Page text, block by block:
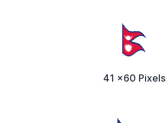
41 x60 Pixels